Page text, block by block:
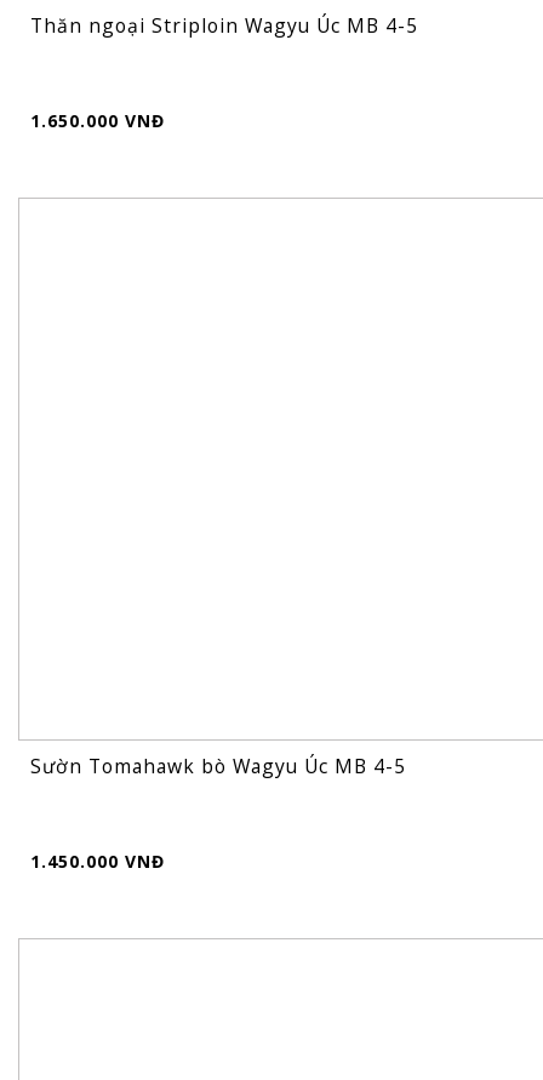
Thăn ngoại Striploin Wagyu Úc MB 4-5
1.650.000 VNĐ
Sườn Tomahawk bò Wagyu Úc MB 4-5
1.450.000 VNĐ